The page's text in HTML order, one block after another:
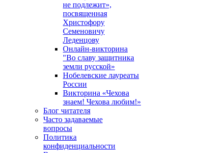
не подлежит»,
посвященная
Христофору
Семеновичу
Леденцову
Онлайн-викторина
"Во славу защитника
земли русской»
Нобелевские лауреаты
России
Викторина «Чехова
знаем! Чехова любим!»
Блог читателя
Часто задаваемые
вопросы
Политика
конфиденциальности